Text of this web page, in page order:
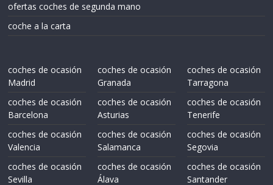
ofertas coches de segunda mano
coche a la carta
coches de ocasión
Madrid
coches de ocasión
Barcelona
coches de ocasión
Valencia
coches de ocasión
Sevilla
coches de ocasión
Granada
coches de ocasión
Asturias
coches de ocasión
Salamanca
coches de ocasión
Álava
coches de ocasión
Tarragona
coches de ocasión
Tenerife
coches de ocasión
Segovia
coches de ocasión
Santander